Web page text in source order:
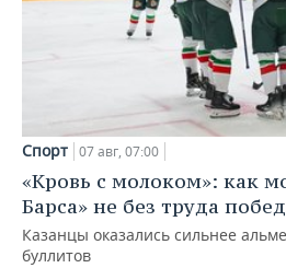
Спорт 07 авг, 07:00
«Кровь с молоком»: как
Барса» не без труда
Казанцы оказались сильнее
буллитов